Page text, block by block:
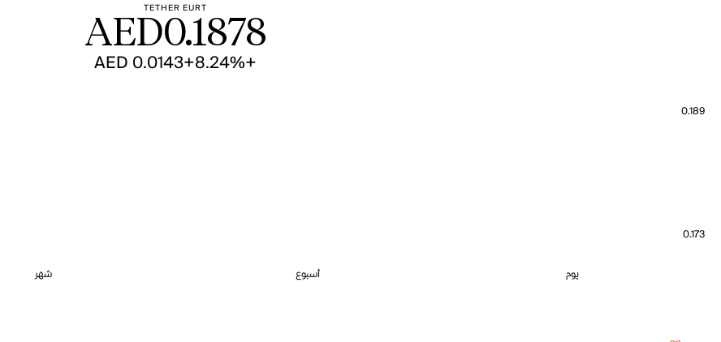
TETHER EURT
AED0.1878
+8.24%
+AED 0.0143
0.189
0.173
يوم أسبوع شهر